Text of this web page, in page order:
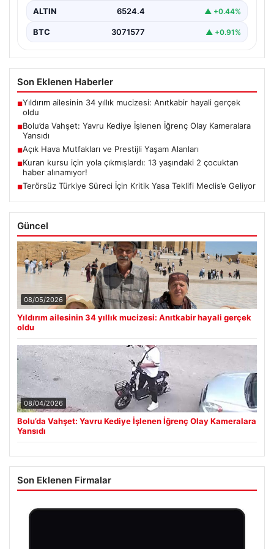
ALTIN 6524.4 ▲ +0.44%
BTC 3071577 ▲ +0.91%
Son Eklenen Haberler
■Yıldırım ailesinin 34 yıllık mucizesi: Anıtkabir hayali gerçek
oldu
■Bolu’da Vahşet: Yavru Kediye İşlenen İğrenç Olay Kameralara
Yansıdı
■Açık Hava Mutfakları ve Prestijli Yaşam Alanları
■Kuran kursu için yola çıkmışlardı: 13 yaşındaki 2 çocuktan
haber alınamıyor!
■Terörsüz Türkiye Süreci İçin Kritik Yasa Teklifi Meclis’e Geliyor
Güncel
08/05/2026
Yıldırım ailesinin 34 yıllık mucizesi: Anıtkabir hayali gerçek
oldu
08/04/2026
Bolu’da Vahşet: Yavru Kediye İşlenen İğrenç Olay Kameralara
Yansıdı
Son Eklenen Firmalar